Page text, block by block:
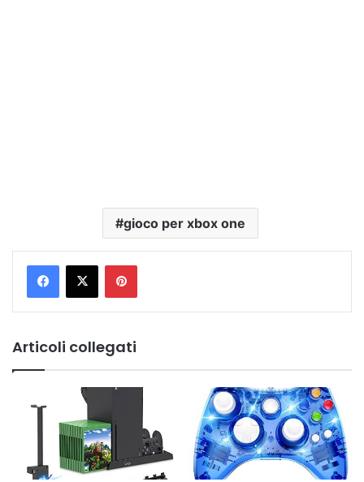
gioco per xbox one
Pinterest
Articoli collegati